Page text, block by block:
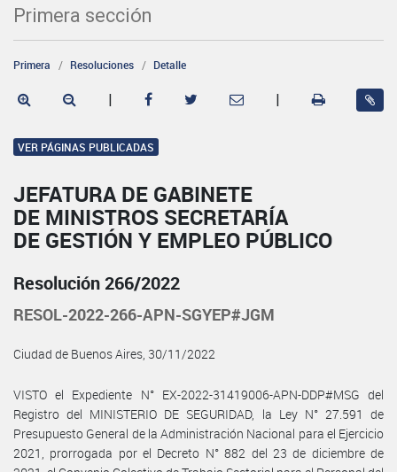
Primera sección
Primera Resoluciones Detalle
| |
VER PÁGINAS PUBLICADAS
JEFATURA DE GABINETE
DE MINISTROS SECRETARÍA
DE GESTIÓN Y EMPLEO PÚBLICO
Resolución 266/2022
RESOL-2022-266-APN-SGYEP#JGM
Ciudad de Buenos Aires, 30/11/2022
VISTO el Expediente N° EX-2022-31419006-APN-DDP#MSG del
Registro del MINISTERIO DE SEGURIDAD, la Ley N° 27.591 de
Presupuesto General de la Administración Nacional para el Ejercicio
2021, prorrogada por el Decreto N° 882 del 23 de diciembre de